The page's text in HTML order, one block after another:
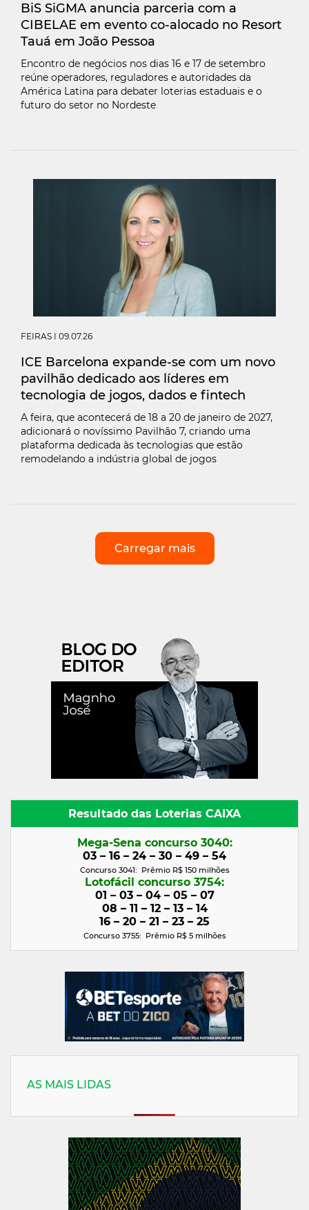
BiS SiGMA anuncia parceria com a
CIBELAE em evento co-alocado no Resort
Tauá em João Pessoa
Encontro de negócios nos dias 16 e 17 de setembro
reúne operadores, reguladores e autoridades da
América Latina para debater loterias estaduais e o
futuro do setor no Nordeste
FEIRAS I 09.07.26
ICE Barcelona expande-se com um novo
pavilhão dedicado aos líderes em
tecnologia de jogos, dados e fintech
A feira, ​​que acontecerá de 18 a 20 de janeiro de 2027,
adicionará o novíssimo Pavilhão 7, criando uma
plataforma dedicada às tecnologias que estão
remodelando a indústria global de jogos
Carregar mais
Resultado das Loterias CAIXA
Mega-Sena concurso 3040:
03 – 16 – 24 – 30 – 49 – 54
Concurso 3041: Prêmio R$ 150 milhões
Lotofácil concurso 3754:
01 – 03 – 04 – 05 – 07
08 – 11 – 12 – 13 – 14
16 – 20 – 21 – 23 – 25
Concurso 3755: Prêmio R$ 5 milhões
AS MAIS LIDAS